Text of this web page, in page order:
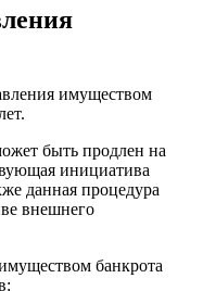
имуществом
быть продлен на
инициатива
данная процедура
внешнего
банкрота